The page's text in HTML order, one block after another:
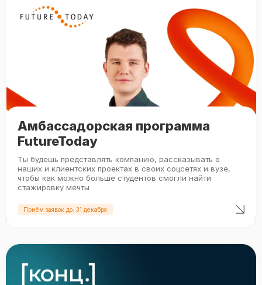
Амбассадорская программа
FutureToday
Ты будешь представлять компанию, рассказывать о
наших и клиентских проектах в своих соцсетях и вузе,
чтобы как можно больше студентов смогли найти
стажировку мечты
Приём заявок до: 31 декабря